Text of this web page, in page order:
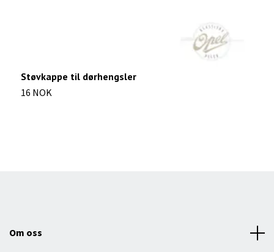
Støvkappe til dørhengsler
16 NOK
Om oss